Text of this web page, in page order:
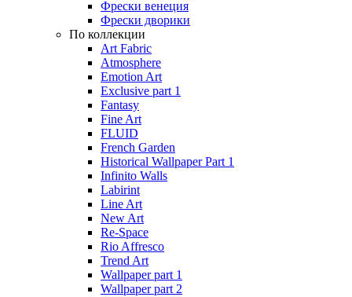
Фрески венеция
Фрески дворики
По коллекции
Art Fabric
Atmosphere
Emotion Art
Exclusive part 1
Fantasy
Fine Art
FLUID
French Garden
Historical Wallpaper Part 1
Infinito Walls
Labirint
Line Art
New Art
Re-Space
Rio Affresco
Trend Art
Wallpaper part 1
Wallpaper part 2